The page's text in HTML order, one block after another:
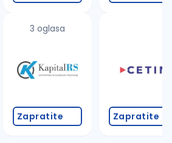
3 oglasa
Zapratite Zapratite